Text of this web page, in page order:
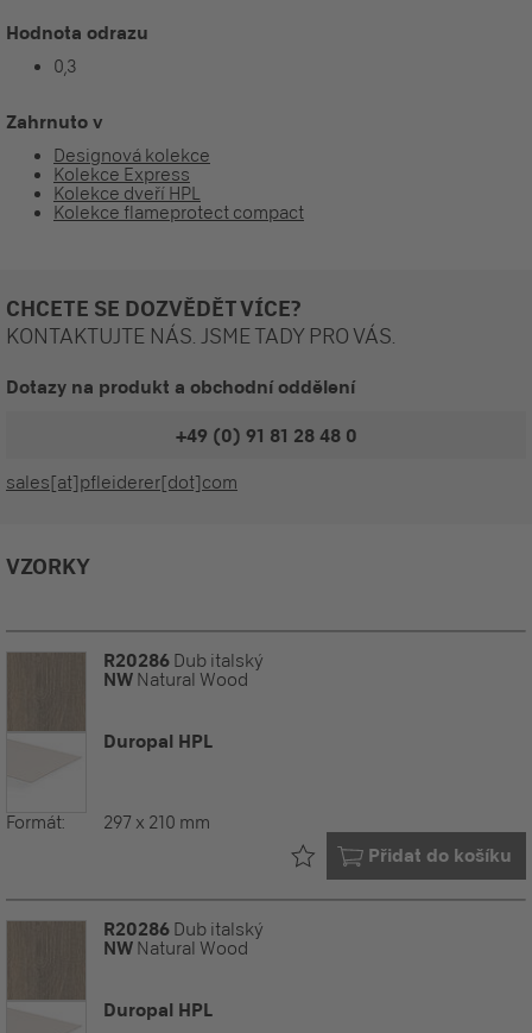
Hodnota odrazu
0,3
Zahrnuto v
Designová kolekce
Kolekce Express
Kolekce dveří HPL
Kolekce flameprotect compact
CHCETE SE DOZVĚDĚT VÍCE?
KONTAKTUJTE NÁS. JSME TADY PRO VÁS.
Dotazy na produkt a obchodní oddělení
+49 (0) 91 81 28 48 0
sales[at]pfleiderer[dot]com
VZORKY
R20286 Dub italský
NW Natural Wood
Duropal HPL
Formát: 297 x 210 mm
Přidat do košíku
Již ve vašem
R20286 Dub italský
NW Natural Wood
Duropal HPL